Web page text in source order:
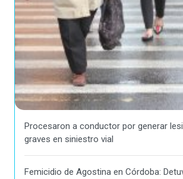
Procesaron a conductor por generar
graves en siniestro vial
Femicidio de Agostina en Córdoba: